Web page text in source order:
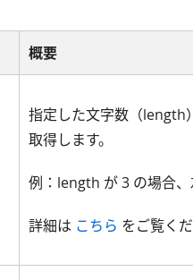
概要
指定した文字数（length
取得します。
例：length が 3 の場合、
詳細は こちら をご覧くだ